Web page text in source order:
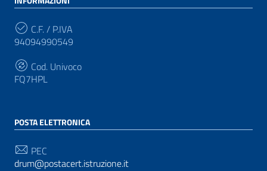
C.F. / P.IVA
94094990549
Cod. Univoco
FQ7HPL
POSTA ELETTRONICA
PEC
drum@postacert.istruzione.it